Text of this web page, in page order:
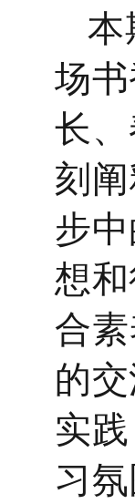
本
场
长
刻
步
想
合
的
实
习氛